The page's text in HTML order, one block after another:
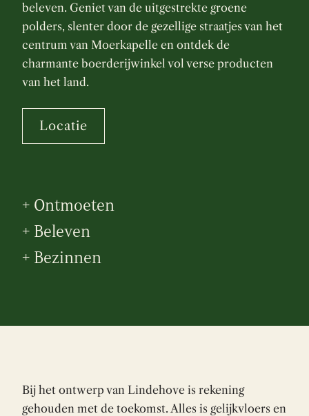
beleven. Geniet van de uitgestrekte groene
polders, slenter door de gezellige straatjes van het
centrum van Moerkapelle en ontdek de
charmante boerderijwinkel vol verse producten
van het land.
Locatie
+ Ontmoeten
+ Beleven
+ Bezinnen
Bij het ontwerp van Lindehove is rekening
gehouden met de toekomst. Alles is gelijkvloers en